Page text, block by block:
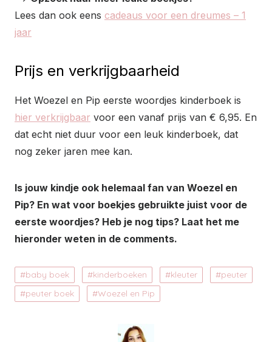
Lees dan ook eens cadeaus voor een dreumes – 1
jaar
Prijs en verkrijgbaarheid
Het Woezel en Pip eerste woordjes kinderboek is
hier verkrijgbaar voor een vanaf prijs van € 6,95. En
dat echt niet duur voor een leuk kinderboek, dat
nog zeker jaren mee kan.
Is jouw kindje ook helemaal fan van Woezel en
Pip? En wat voor boekjes gebruikte juist voor de
eerste woordjes? Heb je nog tips? Laat het me
hieronder weten in de comments.
baby boek kinderboeken kleuter
peuter
peuter boek
Woezel en Pip